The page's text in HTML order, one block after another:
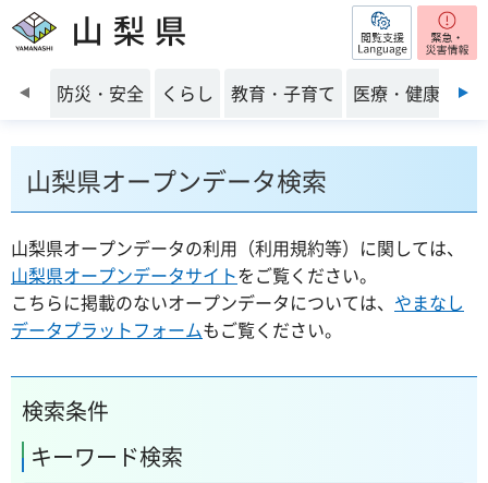
山梨県 閲覧支援
前のスライドを表示
防災・安全 くらし 教育・子育て 医療・健康・福
山梨県オープンデータ検索
山梨県オープンデータの利用（利用規約等）に関しては、
山梨県オープンデータサイトをご覧ください。
こちらに掲載のないオープンデータについては、 やまなし
データプラットフォームもご覧ください。
検索条件
キーワード検索